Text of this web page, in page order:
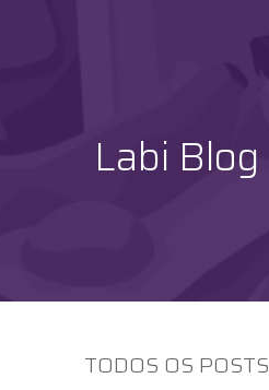
Labi Blog
TODOS OS POSTS